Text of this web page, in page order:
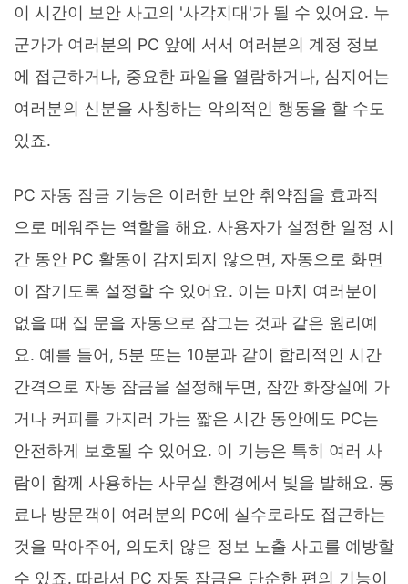
이 시간이 보안 사고의 '사각지대'가 될 수 있어요. 누
군가가 여러분의 PC 앞에 서서 여러분의 계정 정보
에 접근하거나, 중요한 파일을 열람하거나, 심지어는
여러분의 신분을 사칭하는 악의적인 행동을 할 수도
있죠.
PC 자동 잠금 기능은 이러한 보안 취약점을 효과적
으로 메워주는 역할을 해요. 사용자가 설정한 일정 시
간 동안 PC 활동이 감지되지 않으면, 자동으로 화면
이 잠기도록 설정할 수 있어요. 이는 마치 여러분이
없을 때 집 문을 자동으로 잠그는 것과 같은 원리예
요. 예를 들어, 5분 또는 10분과 같이 합리적인 시간
간격으로 자동 잠금을 설정해두면, 잠깐 화장실에 가
거나 커피를 가지러 가는 짧은 시간 동안에도 PC는
안전하게 보호될 수 있어요. 이 기능은 특히 여러 사
람이 함께 사용하는 사무실 환경에서 빛을 발해요. 동
료나 방문객이 여러분의 PC에 실수로라도 접근하는
것을 막아주어, 의도치 않은 정보 노출 사고를 예방할
수 있죠. 따라서 PC 자동 잠금은 단순한 편의 기능이